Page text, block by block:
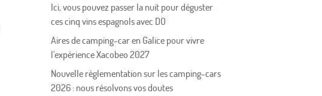
Ici, vous pouvez passer la nuit pour déguster
ces cinq vins espagnols avec DO
Aires de camping-car en Galice pour vivre
l'expérience Xacobeo 2027
Nouvelle réglementation sur les camping-cars
2026 : nous résolvons vos doutes